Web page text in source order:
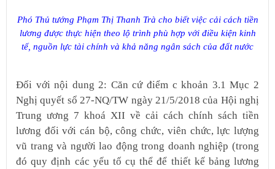
Phó Thủ tướng Phạm Thị Thanh Trà cho biết việc cải cách tiền
lương được thực hiện theo lộ trình phù hợp với điều kiện kinh
tế, nguồn lực tài chính và khả năng ngân sách của đất nước
Đối với nội dung 2: Căn cứ điểm c khoản 3.1 Mục 2
Nghị quyết sổ 27-NQ/TW ngày 21/5/2018 của Hội nghị
Trung ương 7 khoá XII về cải cách chính sách tiền
lương đối với cán bộ, công chức, viên chức, lực lượng
vũ trang và người lao động trong doanh nghiệp (trong
đó quy định các yếu tố cụ thể để thiết kế bảng lương